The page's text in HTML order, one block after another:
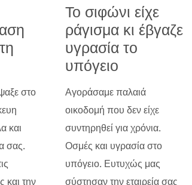
στο
και
σας.
και την
Το σιφώνι είχε
ράγισμα κι έβγαζε
υγρασία το
υπόγειο
Αγοράσαμε παλαιά
οικοδομή που δεν είχε
συντηρηθεί για χρόνια.
Οσμές και υγρασία στο
υπόγειο. Ευτυχώς μας
σύστησαν την εταιρεία σας